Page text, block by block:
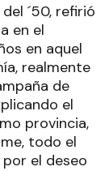
´50, refirió
en el
en aquel
realmente
de
el
provincia,
todo el
el deseo